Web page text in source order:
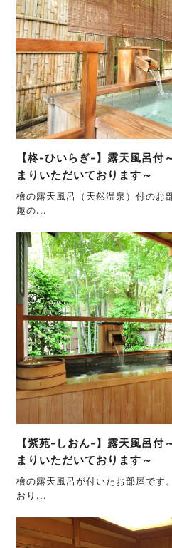
【柊-ひいらぎ-】露天風呂付
まりいただいております～
檜の露天風呂（天然温泉）付のお
趣の...
【紫苑-しおん-】露天風呂付
まりいただいております～
檜の露天風呂が付いたお部屋です
おり...